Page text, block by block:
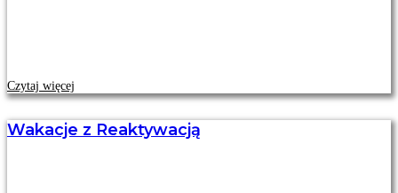
Czytaj więcej
Wakacje z Reaktywacją